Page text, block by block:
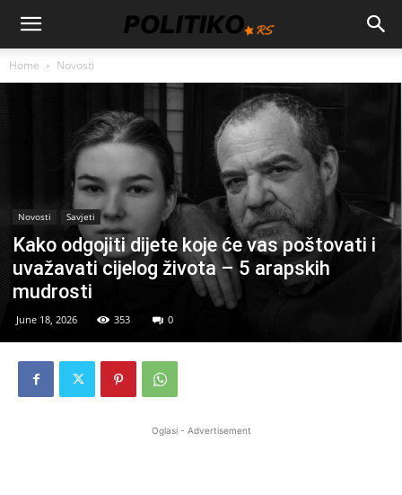
Home Novosti
Novosti Savjeti
Kako odgojiti dijete koje će vas poštovati i
uvažavati cijelog života – 5 arapskih
mudrosti
June 18, 2026 353 0
Oglasi - Advertisement